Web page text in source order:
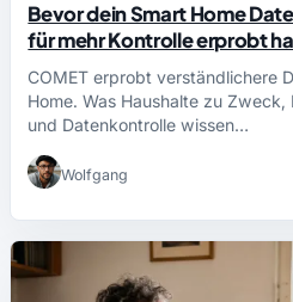
Bevor dein Smart Home
für mehr Kontrolle erprobt
COMET erprobt verständlichere
Home. Was Haushalte zu
und Datenkontrolle wissen…
Wolfgang